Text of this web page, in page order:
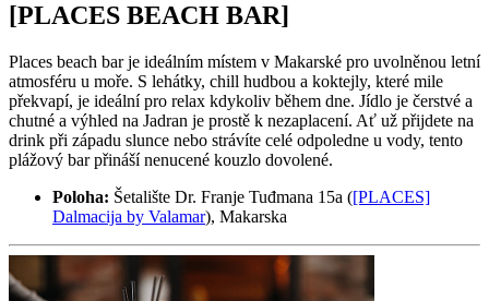
[PLACES BEACH BAR]
Places beach bar je ideálním místem v Makarské pro uvolněnou letní
atmosféru u moře. S lehátky, chill hudbou a koktejly, které mile
překvapí, je ideální pro relax kdykoliv během dne. Jídlo je čerstvé a
chutné a výhled na Jadran je prostě k nezaplacení. Ať už přijdete na
drink při západu slunce nebo strávíte celé odpoledne u vody, tento
plážový bar přináší nenucené kouzlo dovolené.
Poloha: Šetalište Dr. Franje Tuđmana 15a ([PLACES]
Dalmacija by Valamar), Makarska